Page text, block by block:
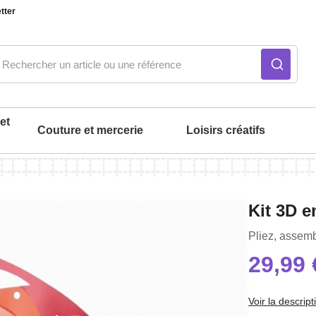
Couture et mercerie Loisirs créatifs
Kit 3D
Pliez,
29,99
Voir la